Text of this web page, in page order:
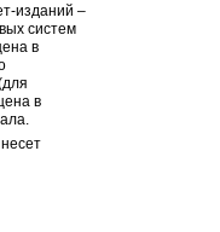
изданий –
систем
в
в